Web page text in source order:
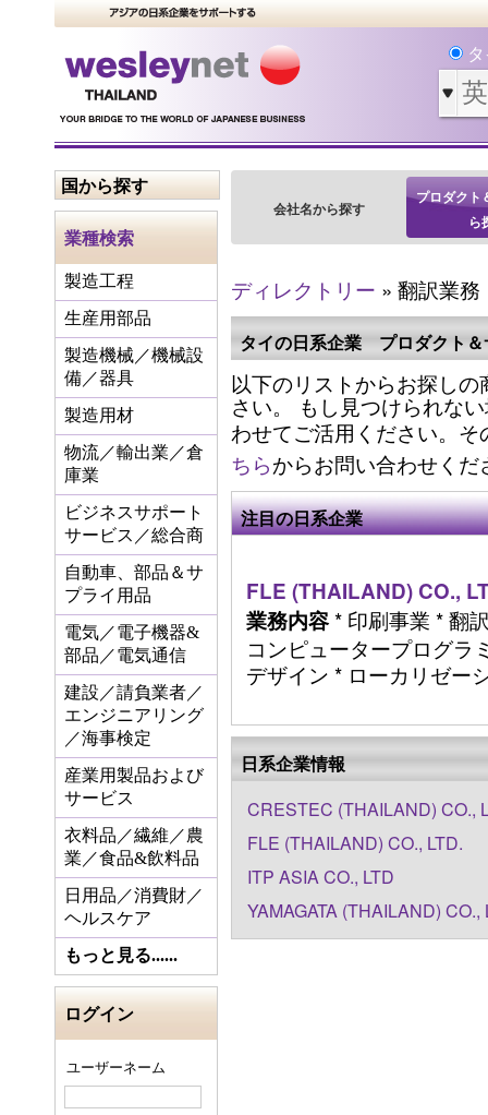
国から探す
業種検索
製造工程
生産用部品
製造機械／機械設
備／器具
製造用材
物流／輸出業／倉
庫業
ビジネスサポート
サービス／総合商
自動車、部品＆サ
プライ用品
電気／電子機器&
部品／電気通信
建設／請負業者／
エンジニアリング
／海事検定
産業用製品および
サービス
衣料品／繊維／農
業／食品&飲料品
日用品／消費財／
ヘルスケア
もっと見る......
ログイン
ユーザーネーム
会社名から探す
プロダクト
ら
ディレクトリー » 翻訳業務
タイの日系企業 プロダクト＆
以下のリストからお探し
さい。 もし見つけられな
わせてご活用ください。
ちらからお問い合わせくだ
注目の日系企業
FLE (THAILAND) CO.,
業務内容* 印刷事業 * 翻
コンピュータープログラ
デザイン * ローカリゼー
日系企業情報
CRESTEC (THAILAND) CO.,
FLE (THAILAND) CO., LTD.
ITP ASIA CO., LTD
YAMAGATA (THAILAND) CO.,